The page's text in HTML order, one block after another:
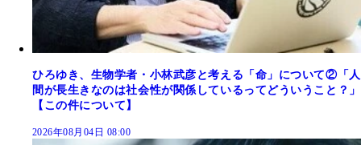
ひろゆき、生物学者・小林武彦と考える「命」について②「人
間が長生きなのは社会性が関係しているってどういうこと？」
【この件について】
2026年08月04日 08:00